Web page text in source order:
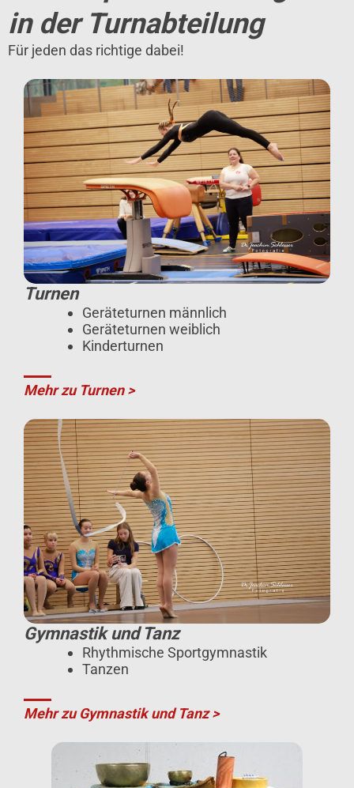
in der Turnabteilung
Für jeden das richtige dabei!
Turnen
Geräteturnen männlich
Geräteturnen weiblich
Kinderturnen
Mehr zu Turnen >
Gymnastik und Tanz
Rhythmische Sportgymnastik
Tanzen
Mehr zu Gymnastik und Tanz >